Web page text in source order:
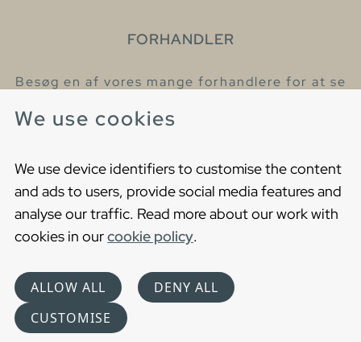
We use cookies
We use device identifiers to customise the content
and ads to users, provide social media features and
analyse our traffic. Read more about our work with
cookies in ourcookie policy.
ALLOW ALL
DENY ALL
CUSTOMISE
FORHANDLER
Besøg en af vores mange forhandlere for at se
Cookies
Privacy statement
Choose language